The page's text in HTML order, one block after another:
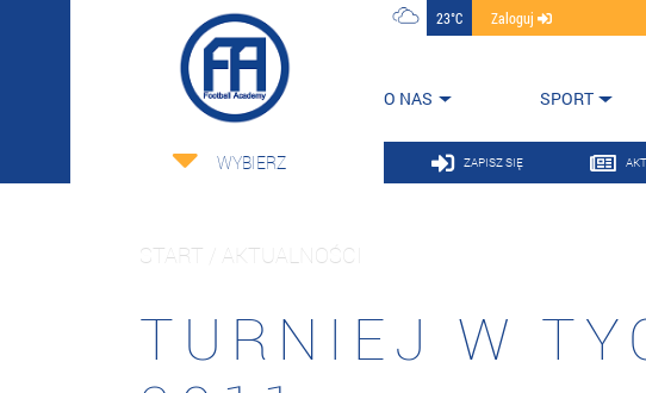
23°C Zaloguj
O NAS SPORT
WYBIERZ ZAPISZ SIĘ
START / AKTUALNOŚCI
TURNIEJ W